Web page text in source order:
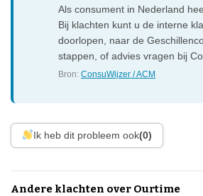
Als consument in Nederland
Bij klachten kunt u de interne
doorlopen, naar de
stappen, of advies vragen bij
Bron:ConsuWijzer / ACM
Ik heb dit probleem ook(0)
Andere klachten over Ourtime